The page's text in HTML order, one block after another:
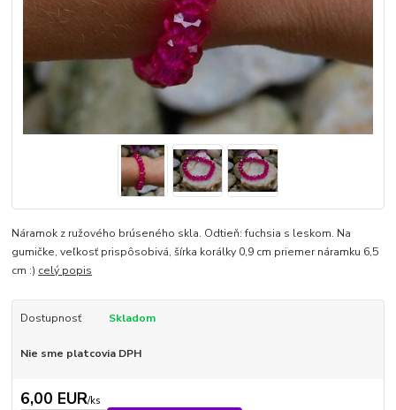
Náramok z ružového brúseného skla. Odtieň: fuchsia s leskom. Na
gumičke, veľkosť prispôsobivá, šírka korálky 0,9 cm priemer náramku 6,5
cm :) celý popis
Dostupnosť Skladom
Nie sme platcovia DPH
6,00 EUR/ks